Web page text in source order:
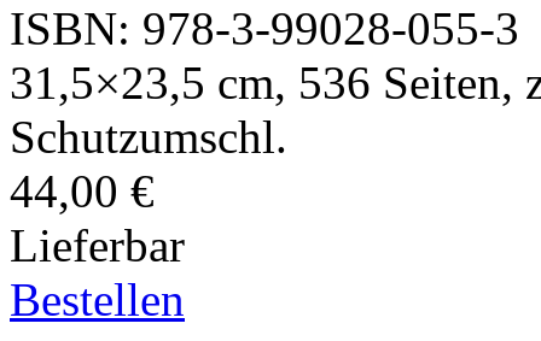
ISBN: 978-3-99028-055-3
31,5×23,5 cm, 536 Seiten,
Schutzumschl.
44,00 €
Lieferbar
Bestellen